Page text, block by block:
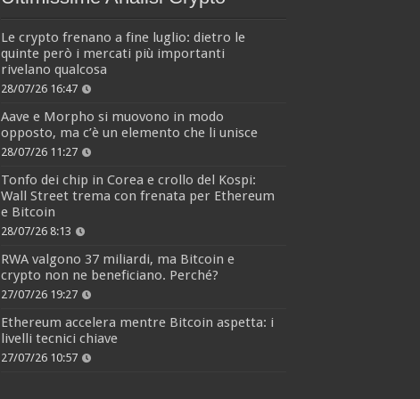
Le crypto frenano a fine luglio: dietro le
quinte però i mercati più importanti
rivelano qualcosa
28/07/26 16:47
Aave e Morpho si muovono in modo
opposto, ma c’è un elemento che li unisce
28/07/26 11:27
Tonfo dei chip in Corea e crollo del Kospi:
Wall Street trema con frenata per Ethereum
e Bitcoin
28/07/26 8:13
RWA valgono 37 miliardi, ma Bitcoin e
crypto non ne beneficiano. Perché?
27/07/26 19:27
Ethereum accelera mentre Bitcoin aspetta: i
livelli tecnici chiave
27/07/26 10:57